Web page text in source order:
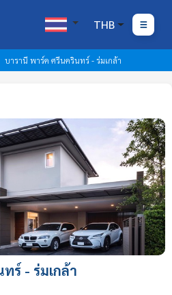
THB
บารานี พาร์ค ศรีนครินทร์ - ร่มเกล้า
ร์ - ร่มเกล้า